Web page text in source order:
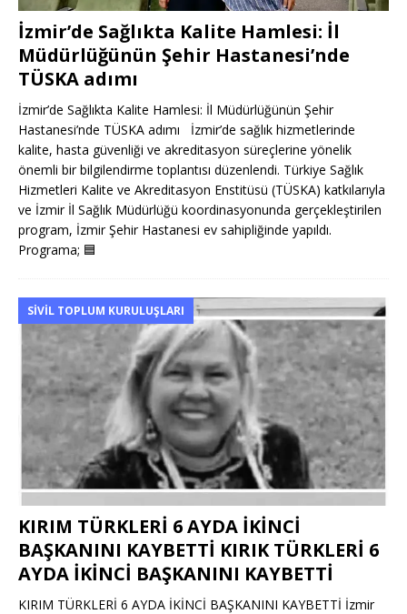
İzmir’de Sağlıkta Kalite Hamlesi: İl
Müdürlüğünün Şehir Hastanesi’nde
TÜSKA adımı
İzmir’de Sağlıkta Kalite Hamlesi: İl Müdürlüğünün Şehir
Hastanesi’nde TÜSKA adımı İzmir’de sağlık hizmetlerinde
kalite, hasta güvenliği ve akreditasyon süreçlerine yönelik
önemli bir bilgilendirme toplantısı düzenlendi. Türkiye Sağlık
Hizmetleri Kalite ve Akreditasyon Enstitüsü (TÜSKA) katkılarıyla
ve İzmir İl Sağlık Müdürlüğü koordinasyonunda gerçekleştirilen
program, İzmir Şehir Hastanesi ev sahipliğinde yapıldı.
Programa; 🟦
SIVIL TOPLUM KURULUŞLARI
KIRIM TÜRKLERİ 6 AYDA İKİNCİ
BAŞKANINI KAYBETTİ KIRIK TÜRKLERİ 6
AYDA İKİNCİ BAŞKANINI KAYBETTİ
KIRIM TÜRKLERİ 6 AYDA İKİNCİ BAŞKANINI KAYBETTİ İzmir